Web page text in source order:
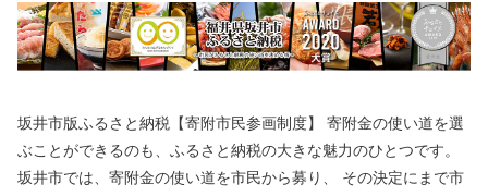
坂井市版ふるさと納税【寄附市民参画制度】 寄附金の使い道を選
ぶことができるのも、ふるさと納税の大きな魅力のひとつです。
坂井市では、寄附金の使い道を市民から募り、 その決定にまで市